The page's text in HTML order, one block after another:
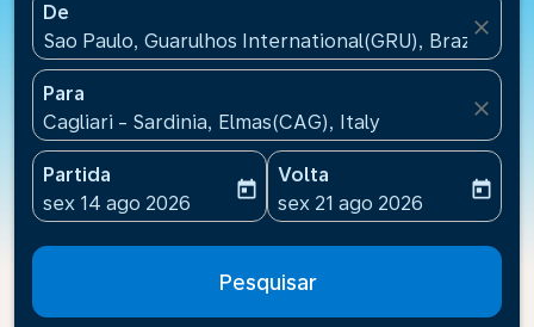
De
Sao Paulo, Guarulhos International(GRU), Brazil
close
Para
Cagliari - Sardinia, Elmas(CAG), Italy
close
Partida
fc-booking-departure-date-aria-label
sex 14 ago 2026
today
Volta
fc-booking-return-date-
sex 21 ago 2026
today
Pesquisar